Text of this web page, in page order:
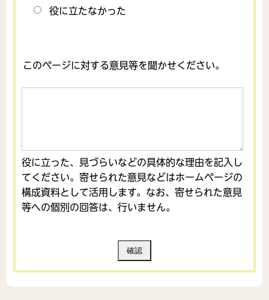
役に立たなかった
このページに対する意見等を聞かせください。
役に立った、見づらいなどの具体的な理由を記入し
てください。寄せられた意見などはホームページの
構成資料として活用します。なお、寄せられた意見
等への個別の回答は、行いません。